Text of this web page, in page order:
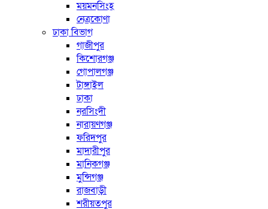
ময়মনসিংহ
নেত্রকোণা
ঢাকা বিভাগ
গাজীপুর
কিশোরগঞ্জ
গোপালগঞ্জ
টাঙ্গাইল
ঢাকা
নরসিংদী
নারায়ণগঞ্জ
ফরিদপুর
মাদারীপুর
মানিকগঞ্জ
মুন্সিগঞ্জ
রাজবাড়ী
শরীয়তপুর